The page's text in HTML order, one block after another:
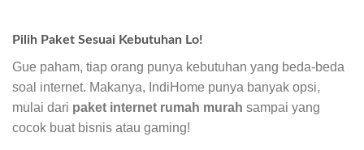
Pilih Paket Sesuai Kebutuhan Lo!
Gue paham, tiap orang punya kebutuhan yang beda-beda
soal internet. Makanya, IndiHome punya banyak opsi,
mulai dari paket internet rumah murah sampai yang
cocok buat bisnis atau gaming!